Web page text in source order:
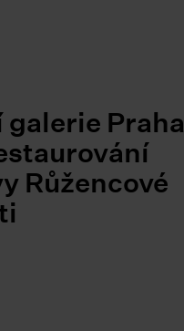
galerie Praha
Růžencové